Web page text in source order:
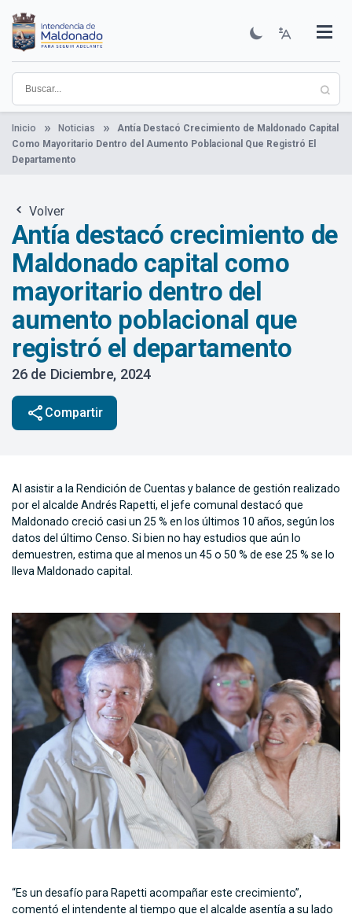
contenido
principal
Institucional
Municipios
Descubre Maldonado
Comunicación
Servicios
Guía De Trámites
Ver Noticias
Inicio Noticias
Antía Destacó Crecimiento de Maldonado Capital
Como Mayoritario Dentro del Aumento Poblacional Que Registró El
Departamento
Volver
Antía destacó crecimiento de
Maldonado capital como
mayoritario dentro del
aumento poblacional que
registró el departamento
26 de Diciembre, 2024
share Compartir
Al asistir a la Rendición de Cuentas y balance de gestión realizado
por el alcalde Andrés Rapetti, el jefe comunal destacó que
Maldonado creció casi un 25 % en los últimos 10 años, según los
datos del último Censo. Si bien no hay estudios que aún lo
demuestren, estima que al menos un 45 o 50 % de ese 25 % se lo
lleva Maldonado capital.
“Es un desafío para Rapetti acompañar este crecimiento”,
comentó el intendente al tiempo que el alcalde asentía a su lado